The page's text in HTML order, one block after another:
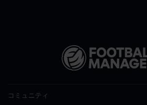
コミュニティ